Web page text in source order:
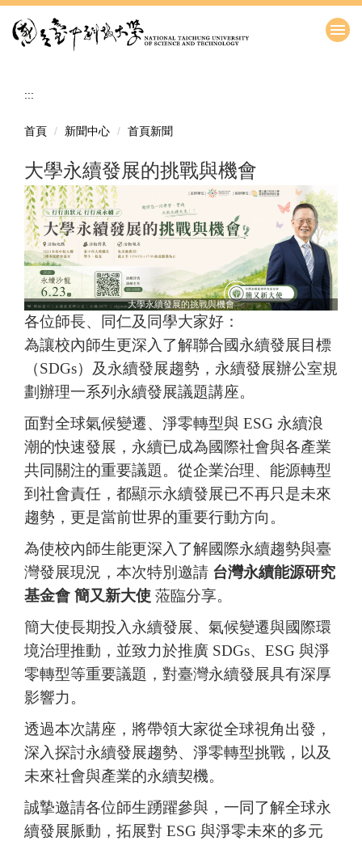
到
:::
首頁 新聞中心 首頁新聞
大學永續發展的挑戰與機會
大學永續發展的挑戰與機會
各位師長、同仁及同學大家好：
為讓校內師生更深入了解聯合國永續發展目標
（SDGs）及永續發展趨勢，永續發展辦公室規
劃辦理一系列永續發展議題講座。
面對全球氣候變遷、淨零轉型與 ESG 永續浪
潮的快速發展，永續已成為國際社會與各產業
共同關注的重要議題。從企業治理、能源轉型
到社會責任，都顯示永續發展已不再只是未來
趨勢，更是當前世界的重要行動方向。
為使校內師生能更深入了解國際永續趨勢與臺
灣發展現況，本次特別邀請 台灣永續能源研究
基金會 簡又新大使 蒞臨分享。
簡大使長期投入永續發展、氣候變遷與國際環
境治理推動，並致力於推廣 SDGs、ESG 與淨
零轉型等重要議題，對臺灣永續發展具有深厚
影響力。
透過本次講座，將帶領大家從全球視角出發，
深入探討永續發展趨勢、淨零轉型挑戰，以及
未來社會與產業的永續契機。
誠摯邀請各位師生踴躍參與，一同了解全球永
續發展脈動，拓展對 ESG 與淨零未來的多元